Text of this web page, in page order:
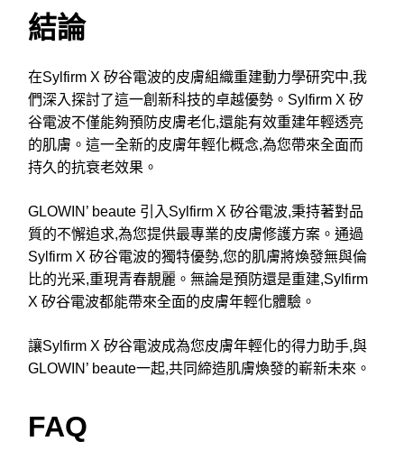
結論
在Sylfirm X 矽谷電波的皮膚組織重建動力學研究中,我
們深入探討了這一創新科技的卓越優勢。Sylfirm X 矽
谷電波不僅能夠預防皮膚老化,還能有效重建年輕透亮
的肌膚。這一全新的皮膚年輕化概念,為您帶來全面而
持久的抗衰老效果。
GLOWIN’ beaute 引入Sylfirm X 矽谷電波,秉持著對品
質的不懈追求,為您提供最專業的皮膚修護方案。通過
Sylfirm X 矽谷電波的獨特優勢,您的肌膚將煥發無與倫
比的光采,重現青春靚麗。無論是預防還是重建,Sylfirm
X 矽谷電波都能帶來全面的皮膚年輕化體驗。
讓Sylfirm X 矽谷電波成為您皮膚年輕化的得力助手,與
GLOWIN’ beaute一起,共同締造肌膚煥發的嶄新未來。
FAQ